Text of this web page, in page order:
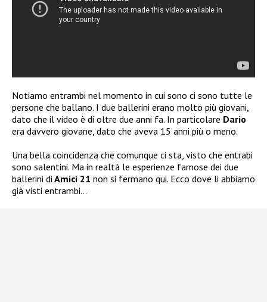
Notiamo entrambi nel momento in cui sono ci sono tutte le
persone che ballano. I due ballerini erano molto più giovani,
dato che il video è di oltre due anni fa. In particolare Dario
era davvero giovane, dato che aveva 15 anni più o meno.
Una bella coincidenza che comunque ci sta, visto che entrabi
sono salentini. Ma in realtà le esperienze famose dei due
ballerini di Amici 21 non si fermano qui. Ecco dove li abbiamo
già visti entrambi…